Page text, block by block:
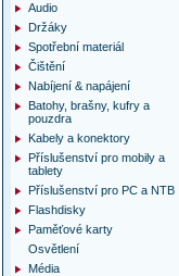
Audio
Držáky
Spotřební materiál
Čištění
Nabíjení & napájení
Batohy, brašny, kufry a
pouzdra
Kabely a konektory
Příslušenství pro mobily a
tablety
Příslušenství pro PC a NTB
Flashdisky
Paměťové karty
Osvětlení
Média